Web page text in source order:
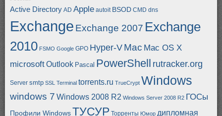
Active Directory AD Apple autoit BSOD CMD dns
Exchange Exchange 2007 Exchange
2010 FSMO Google GPO Hyper-V Mac Mac OS X
microsoftOutlook Pascal PowerShell rutracker.org
Server smtp SSL Terminal torrents.ru TrueCrypt Windows
windows 7 Windows 2008 R2 Windows Server 2008 R2 ГОСы
Профили WindowsТУСУР Торренты Юмор дипломная